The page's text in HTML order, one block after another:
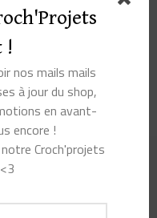
fil chenille (et enfin
secrets de
!
nos mails mails
à jour du shop,
en avant-
encore !
Croch'projets